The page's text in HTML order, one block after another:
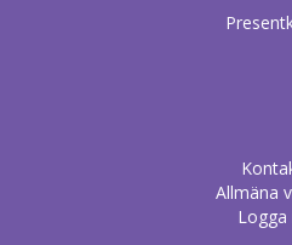
Allmäna
Logga